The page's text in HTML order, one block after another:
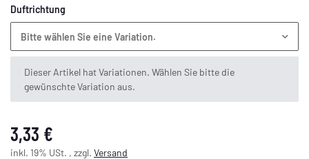
Duftrichtung
Bitte wählen Sie eine Variation.
x
Dieser Artikel hat Variationen. Wählen Sie bitte die
gewünschte Variation aus.
3,33 €
inkl. 19% USt. , zzgl. Versand